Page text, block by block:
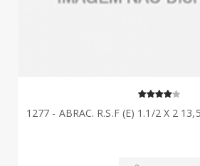
1277 - ABRAC. R.S.F (E) 1.1/2 X 2